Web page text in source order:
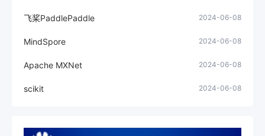
飞桨PaddlePaddle 2024-06-08
MindSpore 2024-06-08
Apache MXNet 2024-06-08
scikit 2024-06-08